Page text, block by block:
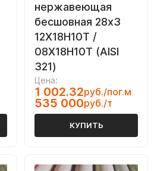
нержавеющая
бесшовная 28х3
12Х18Н10Т /
08Х18Н10Т (AISI
321)
Цена:
1 002.32руб./пог.м
535 000руб./т
КУПИТЬ